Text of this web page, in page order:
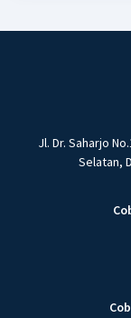
Jl. Dr. Saharjo
Selatan,